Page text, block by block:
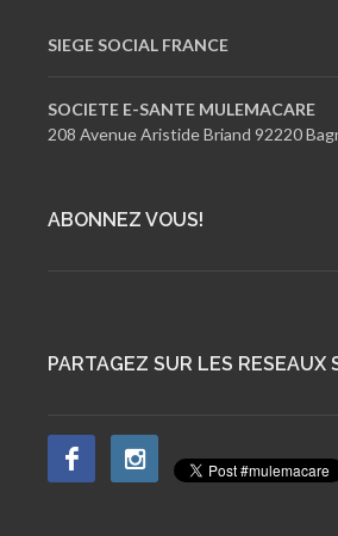
SIEGE SOCIAL FRANCE
SOCIETE E-SANTE MULEMACARE
208 Avenue Aristide Briand 92220
ABONNEZ VOUS!
PARTAGEZ SUR LES RESEAUX